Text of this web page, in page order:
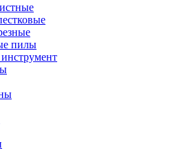
пилы